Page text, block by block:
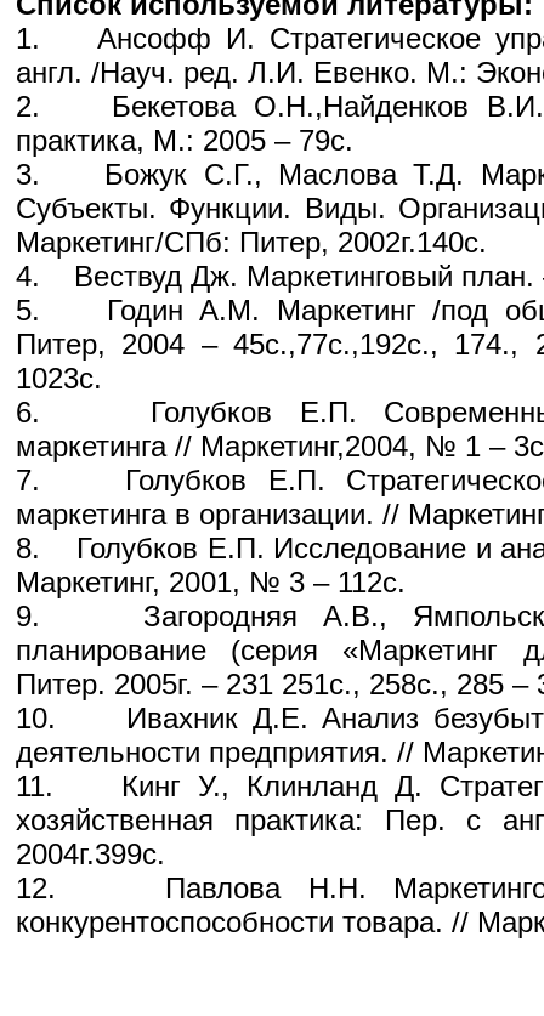
1. Ансофф И. Стратегическое
англ. /Науч. ред. Л.И. Евенко. М.:
2. Бекетова О.Н.,Найденков В.И.
практика, М.: 2005 – 79с.
3. Божук С.Г., Маслова Т.Д.
Субъекты. Функции. Виды.
Маркетинг/СПб: Питер, 2002г.140с.
4. Вествуд Дж. Маркетинговый
5. Годин А.М. Маркетинг /под
Питер, 2004 – 45с.,77с.,192с., 174.,
1023с.
6. Голубков Е.П. Современные
маркетинга // Маркетинг,2004, № 1 –
7. Голубков Е.П.
маркетинга в организации. //
8. Голубков Е.П. Исследование и
Маркетинг, 2001, № 3 – 112с.
9. Загородняя А.В.,
планирование (серия «Маркетинг
Питер. 2005г. – 231 251с., 258с., 285 –
10. Ивахник Д.Е. Анализ
деятельности предприятия. //
11. Кинг У., Клинланд Д.
хозяйственная практика: Пер. с
2004г.399с.
12. Павлова Н.Н.
конкурентоспособности товара. //